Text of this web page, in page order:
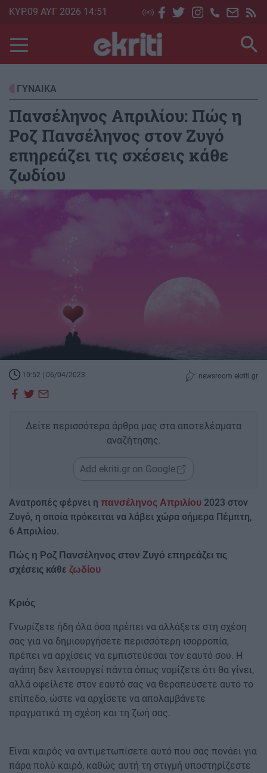
Skip
main
content
ΚΥΡ.09 ΑΥΓ 2026 14:51
ΓΥΝΑΙΚΑ
Πανσέληνος Απριλίου: Πώς η
Ροζ Πανσέληνος στον Ζυγό
επηρεάζει τις σχέσεις κάθε
ζωδίου
10:52 | 06/04/2023 newsroom ekriti.gr
Δείτε περισσότερα άρθρα μας στα αποτελέσματα
αναζήτησης.
Add ekriti.gr on Google
Ανατροπές φέρνει η πανσέληνος Απριλίου 2023 στον
Ζυγό, η οποία πρόκειται να λάβει χώρα σήμερα Πέμπτη,
6 Απριλίου.
Πώς η Ροζ Πανσέληνος στον Ζυγό επηρεάζει τις
σχέσεις κάθε ζωδίου
Κριός
Γνωρίζετε ήδη όλα όσα πρέπει να αλλάξετε στη σχέση
σας για να δημιουργήσετε περισσότερη ισορροπία,
πρέπει να αρχίσεις να εμπιστεύεσαι τον εαυτό σου. Η
αγάπη δεν λειτουργεί πάντα όπως νομίζετε ότι θα γίνει,
αλλά οφείλετε στον εαυτό σας να θεραπεύσετε αυτό το
επίπεδο, ώστε να αρχίσετε να απολαμβάνετε
πραγματικά τη σχέση και τη ζωή σας.
Είναι καιρός να αντιμετωπίσετε αυτό που σας πονάει για
πάρα πολύ καιρό, καθώς αυτή τη στιγμή υποστηρίζεστε